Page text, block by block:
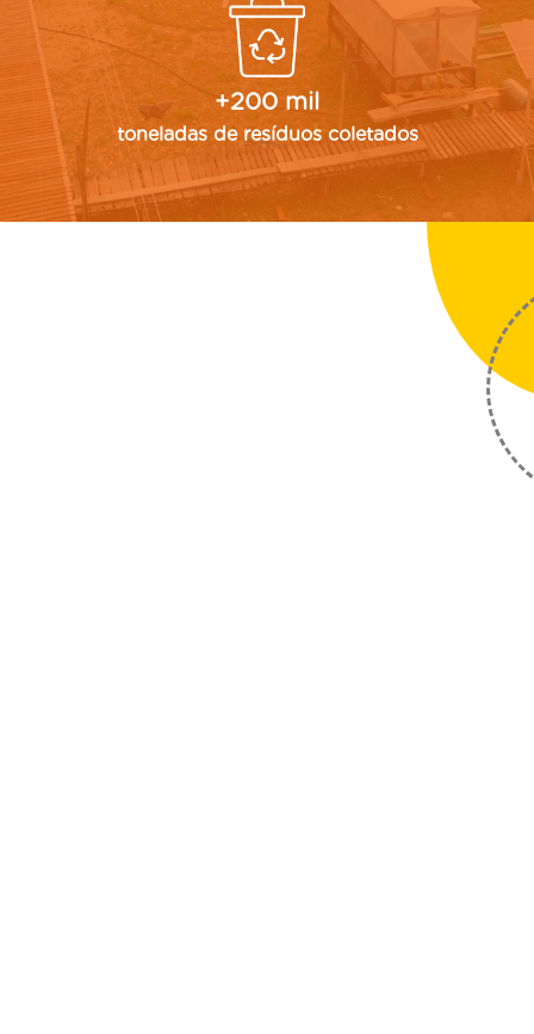
+200 mil
toneladas de resíduos coletados